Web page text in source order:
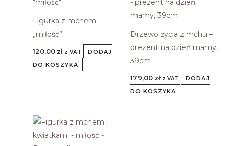
Figurka z mchem –
„miłość”
120,00 zł z VAT
DODAJ
DO KOSZYKA
Drzewo życia z mchu –
prezent na dzień mamy,
39cm
179,00 zł z VAT
DODAJ
DO KOSZYKA